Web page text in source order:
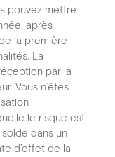
pouvez mettre
après
la première
La
par la
Vous n’êtes
le risque est
dans un
d’effet de la